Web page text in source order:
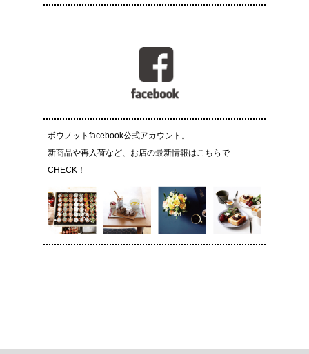
ボウノットfacebook公式アカウント。
新商品や再入荷など、お店の最新情報はこちらで
CHECK！